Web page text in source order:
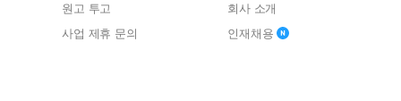
원고 투고
사업 제휴 문의
회사 소개
인재채용